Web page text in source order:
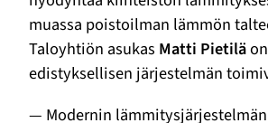
muassa poistoilman lämmön
Taloyhtiön asukas Matti Pietilä
edistyksellisen järjestelmän
— Modernin